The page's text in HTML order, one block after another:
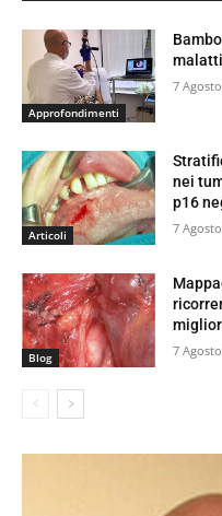
Approfondimenti
7
Articoli
nei
p16
7
Blog 7